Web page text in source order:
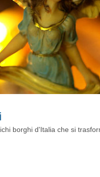
borghi d'Italia che si